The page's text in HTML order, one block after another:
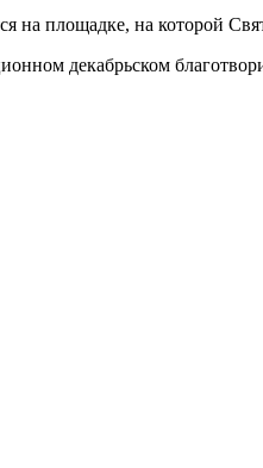
на площадке, на которой
декабрьском